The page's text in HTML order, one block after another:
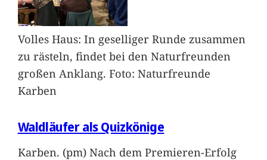
Volles Haus: In geselliger Runde zusammen
zu rästeln, findet bei den Naturfreunden
großen Anklang. Foto: Naturfreunde
Karben
Waldläufer als Quizkönige
Karben. (pm) Nach dem Premieren-Erfolg